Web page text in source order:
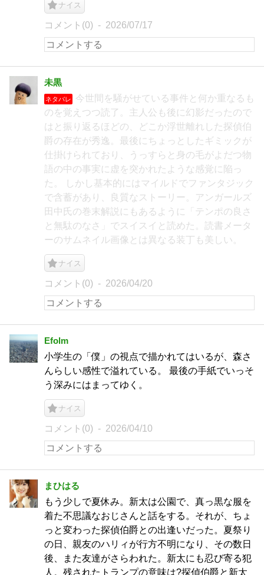
ナイス
コメント(0) 2026/07/17
未黒
ネタバレ
今世間を騒がせている事件と何か重なるも
のを覚えつつ読了。主人公も後に幻影だったので
はと振り返るほどの、どこか浮世離れした探偵伯
爵の存在が秀逸。最後にちょっとしたギミックが
仕掛けられており、うっすらと身の毛がよだつ物
語の中の事実に虚を突かれたような感覚に陥っ
た。 しかし基本的にはマイルドでファンタジック
で含蓄があり、良質なストーリー。アンガールズ
田中氏の巻末解説にもあるように「テンポの良さ
と無駄のなさ」でスイスイと読めた。読書メータ
ーのサムネイル画像とは異なる装丁も美しい。
ナイス
コメント(0) 2026/04/20
Efolm
小学生の「僕」の視点で描かれてはいるが、森さ
んらしい感性で溢れている。 最後の手紙でいっそ
う深みにはまってゆく。
ナイス
コメント(0) 2026/04/10
まひはる
もう少しで夏休み。新太は公園で、真っ黒な服を
着た不思議なおじさんと話をする。それが、ちょ
っと変わった探偵伯爵との出逢いだった。夏祭り
の日、親友のハリィが行方不明になり、その数日
後、また友達がさらわれた。新太にも忍び寄る犯
人。残されたトランプの意味は?探偵伯爵と新太